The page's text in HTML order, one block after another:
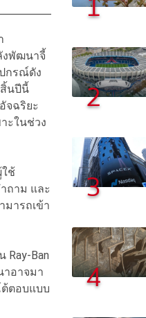
งพัฒนาจี้
กรณ์ดัง
สิ้นปีนี้
จฉริยะ
ะในช่วง
ช้
ถาม และ
มารถเข้า
Ray-Ban
าอาจมา
ตอบแบบ
2
3
4